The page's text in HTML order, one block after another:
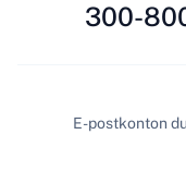
300-
E-postkonton